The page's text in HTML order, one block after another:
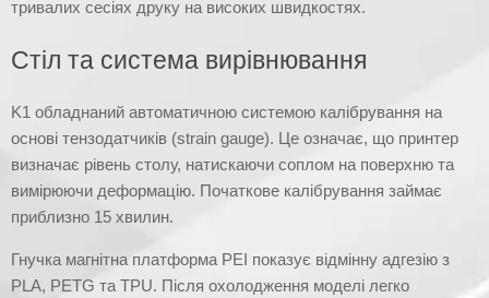
тривалих сесіях друку на високих швидкостях.
Стіл та система вирівнювання
K1 обладнаний автоматичною системою калібрування на
основі тензодатчиків (strain gauge). Це означає, що принтер
визначає рівень столу, натискаючи соплом на поверхню та
вимірюючи деформацію. Початкове калібрування займає
приблизно 15 хвилин.
Гнучка магнітна платформа PEI показує відмінну адгезію з
PLA, PETG та TPU. Після охолодження моделі легко